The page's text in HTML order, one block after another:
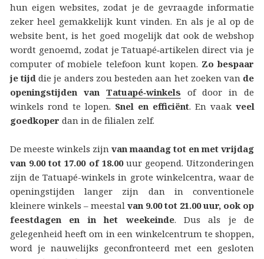
hun eigen websites, zodat je de gevraagde informatie
zeker heel gemakkelijk kunt vinden. En als je al op de
website bent, is het goed mogelijk dat ook de webshop
wordt genoemd, zodat je Tatuapé‑artikelen direct via je
computer of mobiele telefoon kunt kopen. Zo bespaar
je tijd die je anders zou besteden aan het zoeken van de
openingstijden van Tatuapé‑winkels of door in de
winkels rond te lopen. Snel en efficiënt. En vaak veel
goedkoper dan in de filialen zelf.
De meeste winkels zijn van maandag tot en met vrijdag
van 9.00 tot 17.00 of 18.00uur geopend. Uitzonderingen
zijn de Tatuapé-winkels in grote winkelcentra, waar de
openingstijden langer zijn dan in conventionele
kleinere winkels – meestal van 9.00 tot 21.00 uur, ook op
feestdagen en in het weekeinde. Dus als je de
gelegenheid heeft om in een winkelcentrum te shoppen,
word je nauwelijks geconfronteerd met een gesloten